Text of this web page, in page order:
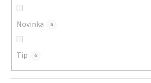
Novinka 0
Tip 0